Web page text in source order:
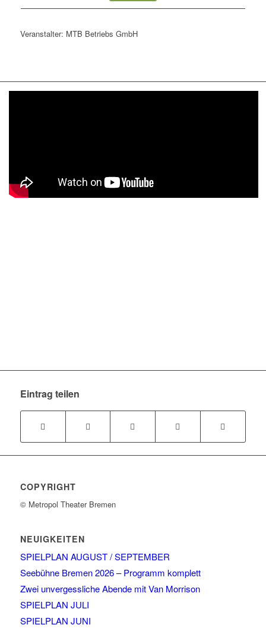
Veranstalter: MTB Betriebs GmbH
Eintrag teilen
COPYRIGHT
© Metropol Theater Bremen
NEUIGKEITEN
SPIELPLAN AUGUST / SEPTEMBER
Seebühne Bremen 2026 – Programm komplett
Zwei unvergessliche Abende mit Van Morrison
SPIELPLAN JULI
SPIELPLAN JUNI